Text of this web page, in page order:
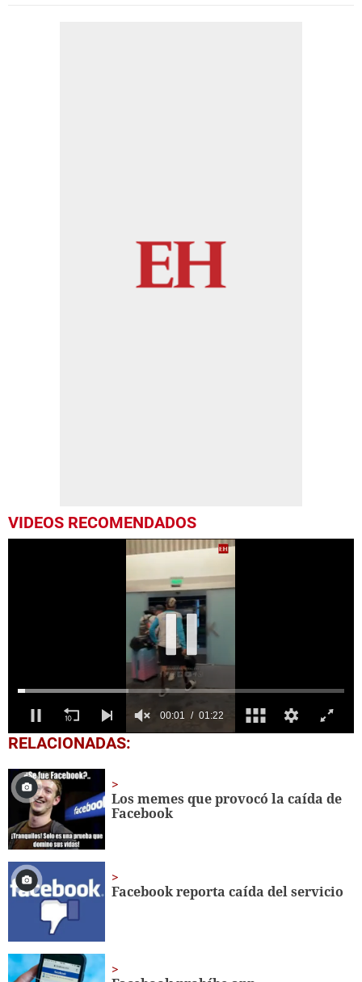
VIDEOS RECOMENDADOS
0
seconds
1
minute,
22
seconds
RELACIONADAS:
Los memes que provocó la caída de
Facebook
Facebook reporta caída del servicio